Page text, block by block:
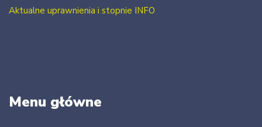
Aktualne uprawnienia i stopnie INFO
Menu główne